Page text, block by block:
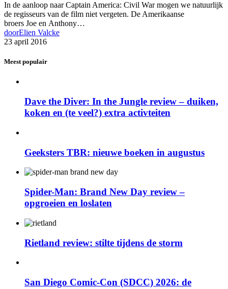
In de aanloop naar Captain America: Civil War mogen we natuurlijk
de regisseurs van de film niet vergeten. De Amerikaanse
broers Joe en Anthony…
doorElien Valcke
23 april 2016
Meest populair
Dave the Diver: In the Jungle review – duiken,
koken en (te veel?) extra activteiten
Geeksters TBR: nieuwe boeken in augustus
Spider-Man: Brand New Day review –
opgroeien en loslaten
Rietland review: stilte tijdens de storm
San Diego Comic-Con (SDCC) 2026: de